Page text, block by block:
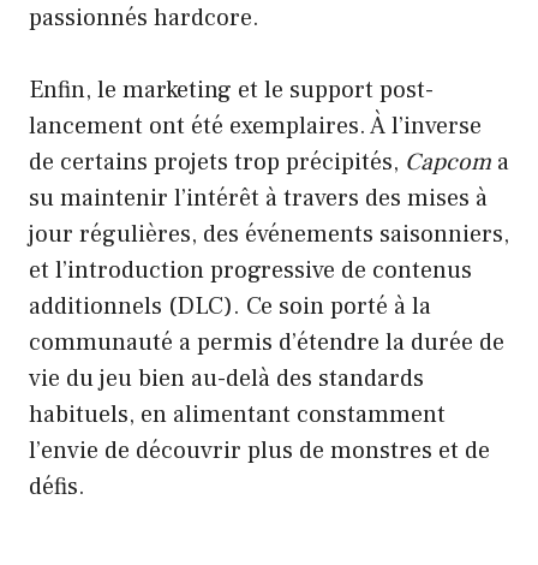
passionnés hardcore.
Enfin, le marketing et le support post-
lancement ont été exemplaires. À l’inverse
de certains projets trop précipités, Capcom a
su maintenir l’intérêt à travers des mises à
jour régulières, des événements saisonniers,
et l’introduction progressive de contenus
additionnels (DLC). Ce soin porté à la
communauté a permis d’étendre la durée de
vie du jeu bien au-delà des standards
habituels, en alimentant constamment
l’envie de découvrir plus de monstres et de
défis.